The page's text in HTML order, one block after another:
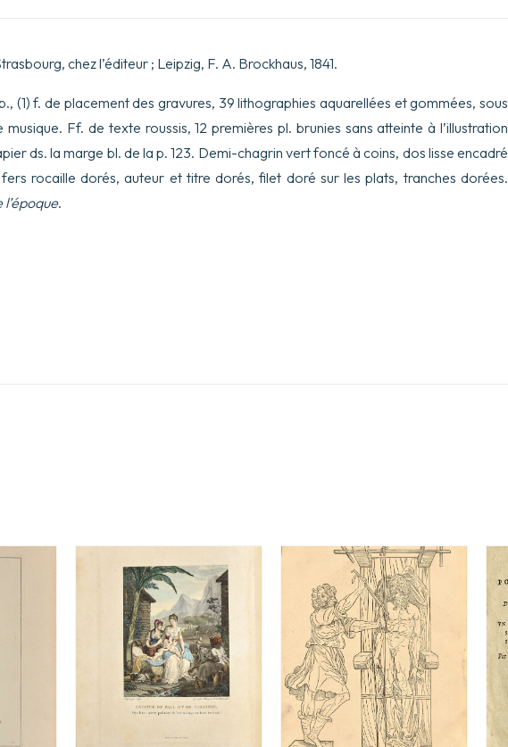
chez l’éditeur ; Leipzig, F. A. Brockhaus, 1841.
(1) f. de placement des gravures, 39 lithographies aquarellées et gommées, sous
Ff. de texte roussis, 12 premières pl. brunies sans atteinte à l’illustration
ds. la marge bl. de la p. 123. Demi-chagrin vert foncé à coins, dos lisse encadré
rocaille dorés, auteur et titre dorés, filet doré sur les plats, tranches dorées.
l’époque.